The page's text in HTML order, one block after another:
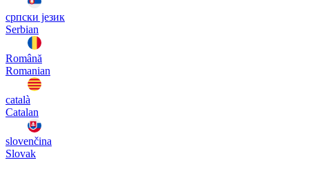
српски језик
Serbian
Română
Romanian
català
Catalan
slovenčina
Slovak